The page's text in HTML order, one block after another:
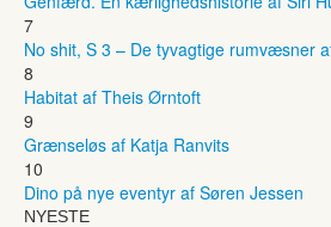
7
No shit, S 3 – De tyvagtige rumvæsner
8
Habitat af Theis Ørntoft
9
Grænseløs af Katja Ranvits
10
Dino på nye eventyr af Søren Jessen
NYESTE